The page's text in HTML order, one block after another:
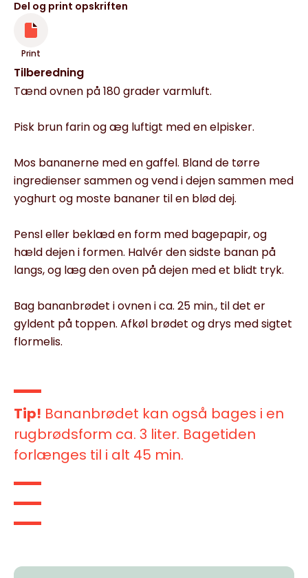
Del og print opskriften
Print
Tilberedning
Tænd ovnen på 180 grader varmluft.
Pisk brun farin og æg luftigt med en elpisker.
Mos bananerne med en gaffel. Bland de tørre
ingredienser sammen og vend i dejen sammen med
yoghurt og moste bananer til en blød dej.
Pensl eller beklæd en form med bagepapir, og
hæld dejen i formen. Halvér den sidste banan på
langs, og læg den oven på dejen med et blidt tryk.
Bag bananbrødet i ovnen i ca. 25 min., til det er
gyldent på toppen. Afkøl brødet og drys med sigtet
flormelis.
Tip! Bananbrødet kan også bages i en
rugbrødsform ca. 3 liter. Bagetiden
forlænges til i alt 45 min.